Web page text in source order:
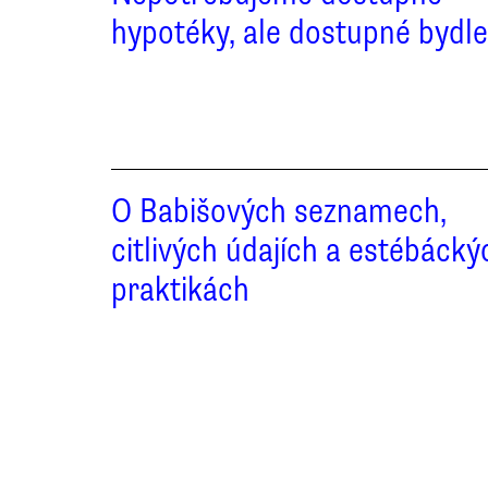
hypotéky, ale dostupné
O Babišových seznamech,
citlivých údajích a
praktikách